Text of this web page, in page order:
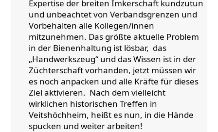
Expertise der breiten Imkerschaft kundzutun
und unbeachtet von Verbandsgrenzen und
Vorbehalten alle Kollegen/innen
mitzunehmen. Das größte aktuelle Problem
in der Bienenhaltung ist lösbar, das
„Handwerkszeug“ und das Wissen ist in der
Züchterschaft vorhanden, jetzt müssen wir
es noch anpacken und alle Kräfte für dieses
Ziel aktivieren. Nach dem vielleicht
wirklichen historischen Treffen in
Veitshöchheim, heißt es nun, in die Hände
spucken und weiter arbeiten!